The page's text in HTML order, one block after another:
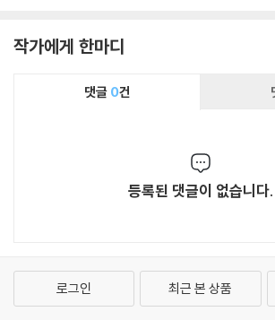
작가에게 한마디
댓글 0건
등록된 댓글이 없습니다.
로그인 최근 본 상품